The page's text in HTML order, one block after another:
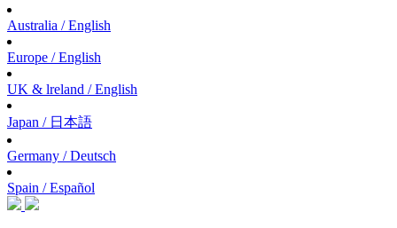
Australia / English
Europe / English
UK & lreland / English
Japan / 日本語
Germany / Deutsch
Spain / Español